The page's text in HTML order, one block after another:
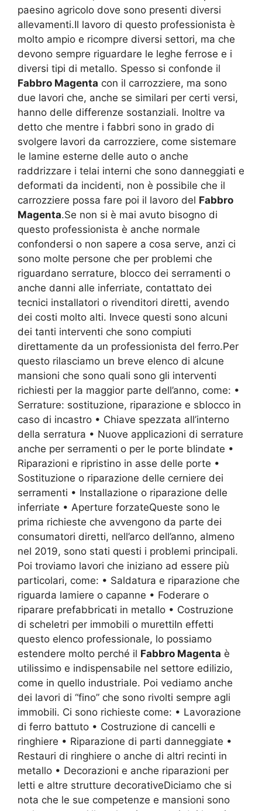
paesino agricolo dove sono presenti diversi
allevamenti.Il lavoro di questo professionista è
molto ampio e ricompre diversi settori, ma che
devono sempre riguardare le leghe ferrose e i
diversi tipi di metallo. Spesso si confonde il
Fabbro Magenta con il carrozziere, ma sono
due lavori che, anche se similari per certi versi,
hanno delle differenze sostanziali. Inoltre va
detto che mentre i fabbri sono in grado di
svolgere lavori da carrozziere, come sistemare
le lamine esterne delle auto o anche
raddrizzare i telai interni che sono danneggiati e
deformati da incidenti, non è possibile che il
carrozziere possa fare poi il lavoro del Fabbro
Magenta.Se non si è mai avuto bisogno di
questo professionista è anche normale
confondersi o non sapere a cosa serve, anzi ci
sono molte persone che per problemi che
riguardano serrature, blocco dei serramenti o
anche danni alle inferriate, contattato dei
tecnici installatori o rivenditori diretti, avendo
dei costi molto alti. Invece questi sono alcuni
dei tanti interventi che sono compiuti
direttamente da un professionista del ferro.Per
questo rilasciamo un breve elenco di alcune
mansioni che sono quali sono gli interventi
richiesti per la maggior parte dell’anno, come: •
Serrature: sostituzione, riparazione e sblocco in
caso di incastro • Chiave spezzata all’interno
della serratura • Nuove applicazioni di serrature
anche per serramenti o per le porte blindate •
Riparazioni e ripristino in asse delle porte •
Sostituzione o riparazione delle cerniere dei
serramenti • Installazione o riparazione delle
inferriate • Aperture forzateQueste sono le
prima richieste che avvengono da parte dei
consumatori diretti, nell’arco dell’anno, almeno
nel 2019, sono stati questi i problemi principali.
Poi troviamo lavori che iniziano ad essere più
particolari, come: • Saldatura e riparazione che
riguarda lamiere o capanne • Foderare o
riparare prefabbricati in metallo • Costruzione
di scheletri per immobili o murettiIn effetti
questo elenco professionale, lo possiamo
estendere molto perché il Fabbro Magenta è
utilissimo e indispensabile nel settore edilizio,
come in quello industriale. Poi vediamo anche
dei lavori di “fino” che sono rivolti sempre agli
immobili. Ci sono richieste come: • Lavorazione
di ferro battuto • Costruzione di cancelli e
ringhiere • Riparazione di parti danneggiate •
Restauri di ringhiere o anche di altri recinti in
metallo • Decorazioni e anche riparazioni per
letti e altre strutture decorativeDiciamo che si
nota che le sue competenze e mansioni sono